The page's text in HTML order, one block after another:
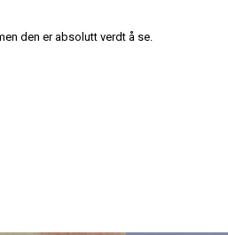
den er absolutt verdt å se.